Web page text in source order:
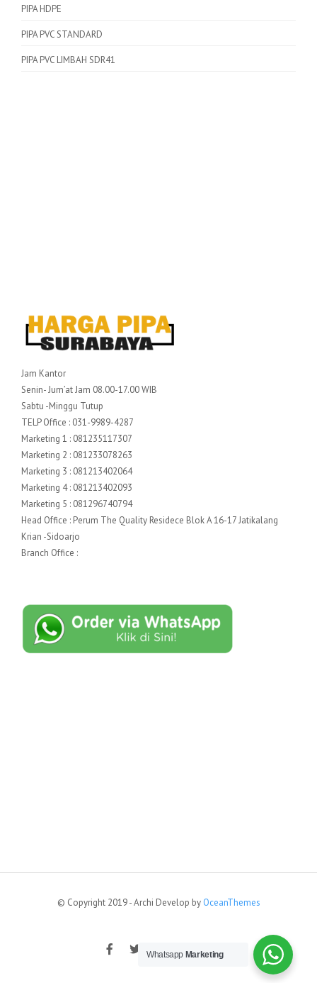
PIPA HDPE
PIPA PVC STANDARD
PIPA PVC LIMBAH SDR41
Jam Kantor
Senin- Jum’at Jam 08.00-17.00 WIB
Sabtu -Minggu Tutup
TELP Office : 031-9989-4287
Marketing 1 : 081235117307
Marketing 2 : 081233078263
Marketing 3 : 081213402064
Marketing 4 : 081213402093
Marketing 5 : 081296740794
Head Office : Perum The Quality Residece Blok A 16-17 Jatikalang
Krian -Sidoarjo
Branch Office :
© Copyright 2019 - Archi Develop by OceanThemes
Whatsapp Marketing